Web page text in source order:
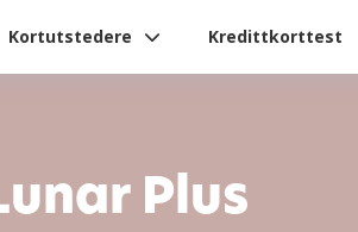
Kortutstedere Kredittkorttest
Plus